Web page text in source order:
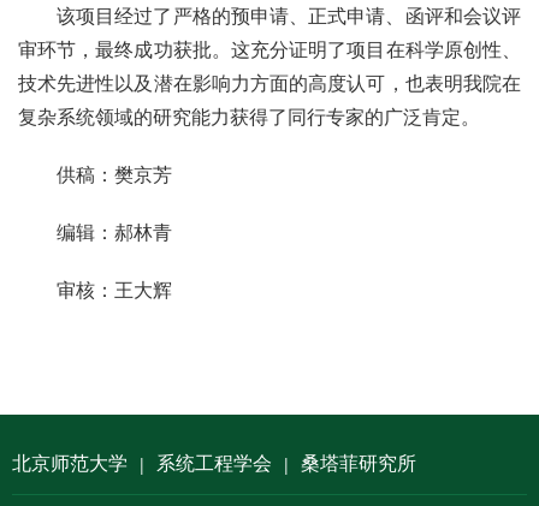
该项目经过了严格的预申请、正式申请、函评和会议评
审环节，最终成功获批。这充分证明了项目在科学原创性、
技术先进性以及潜在影响力方面的高度认可，也表明我院在
复杂系统领域的研究能力获得了同行专家的广泛肯定。
供稿：樊京芳
编辑：郝林青
审核：王大辉
北京师范大学 | 系统工程学会 | 桑塔菲研究所